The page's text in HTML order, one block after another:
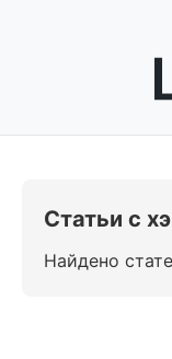
Статьи с
Найдено